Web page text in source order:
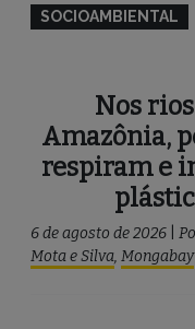
SOCIOAMBIENTAL
Nos
Amazônia,
respiram e
6 de agosto de 2026
Mota e Silva, Mongabay